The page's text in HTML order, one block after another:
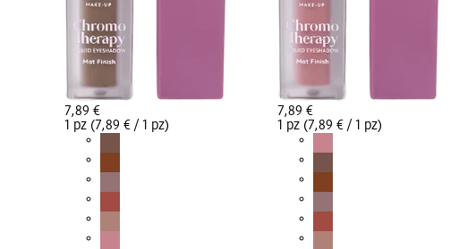
7,89 €
1 pz (7,89 € / 1 pz)
7,89 €
1 pz (7,89 € / 1 pz)